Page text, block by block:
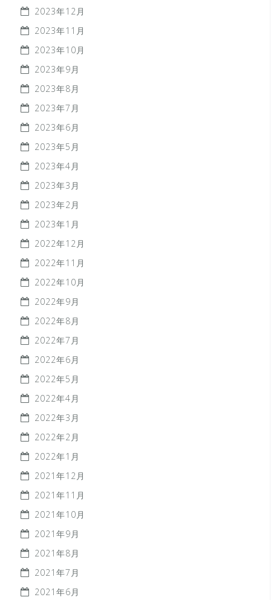
2023年12月
2023年11月
2023年10月
2023年9月
2023年8月
2023年7月
2023年6月
2023年5月
2023年4月
2023年3月
2023年2月
2023年1月
2022年12月
2022年11月
2022年10月
2022年9月
2022年8月
2022年7月
2022年6月
2022年5月
2022年4月
2022年3月
2022年2月
2022年1月
2021年12月
2021年11月
2021年10月
2021年9月
2021年8月
2021年7月
2021年6月